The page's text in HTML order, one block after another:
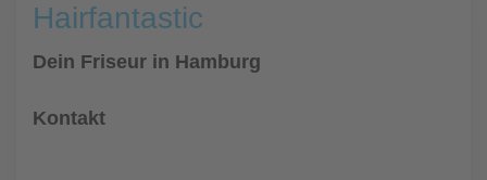
Hairfantastic
Dein Friseur in Hamburg
Kontakt